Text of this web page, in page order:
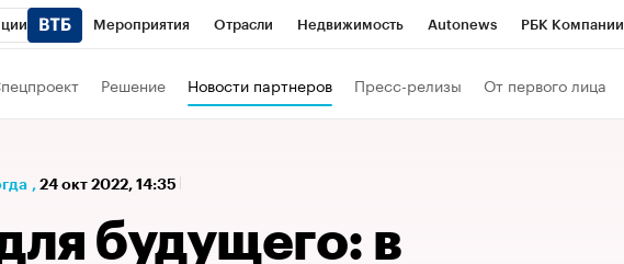
Мероприятия Отрасли Недвижимость Autonews РБК Компании
Экономика
Решение Новости партнеров Пресс-релизы От первого лица
, 24 окт 2022, 14:35
будущего: в